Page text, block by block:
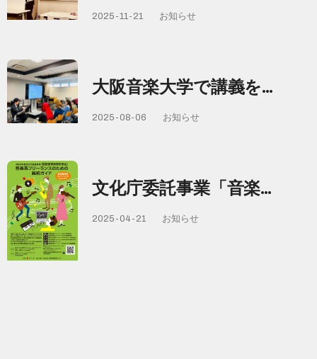
2025-11-21 お知らせ
大阪音楽大学で講義を…
2025-08-06 お知らせ
文化庁委託事業「音楽…
2025-04-21 お知らせ